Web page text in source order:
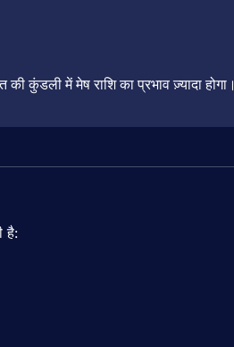
कीकुंडलीमेंमेषराशिकाप्रभावज़्यादाहोगा।
है: